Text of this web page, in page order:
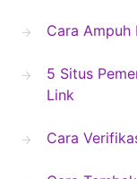
Cara Ampuh
5 Situs
Link
Cara